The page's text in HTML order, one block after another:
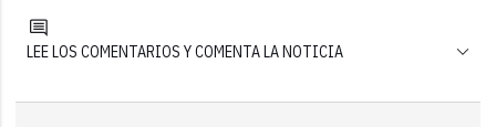
LEE LOS COMENTARIOS Y COMENTA LA NOTICIA